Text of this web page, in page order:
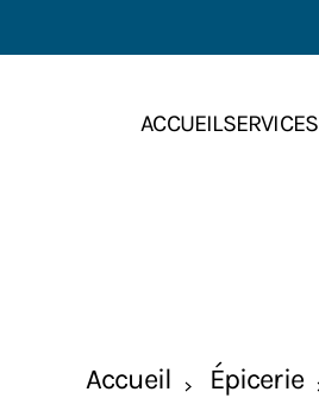
ACCUEILSERVICES
Accueil Épicerie